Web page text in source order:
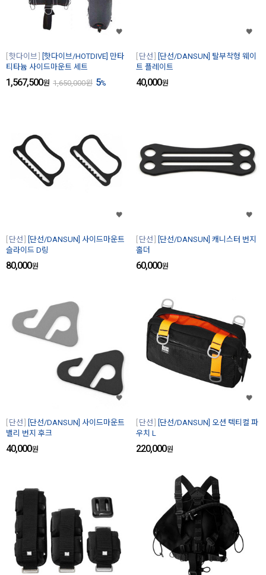
핫다이브
[핫다이브/HOTDIVE] 만타
티타늄 사이드마운트 세트
1,567,500원 1,650,000원 5%
단선
[단선/DANSUN] 탈부착형 웨이
트 플레이트
40,000원
단선
[단선/DANSUN] 사이드마운트
슬라이드 D링
80,000원
단선
[단선/DANSUN] 캐니스터 번지
홀더
60,000원
단선
[단선/DANSUN] 사이드마운트
밸리 번지 후크
40,000원
단선
[단선/DANSUN] 오션 텍티컬 파
우치 L
220,000원